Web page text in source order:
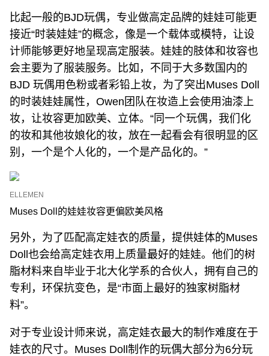
比起一般的BJD玩偶，专业做高定品牌的娃娃可能更
接近“时装娃娃”的概念，像是一个载体或模特，让设
计师能够更好地呈现高定服装。娃娃的肢体和妆容也
会主要为了服装服务。比如，不同于大多数国内的
BJD 玩偶用色粉或者彩铅上妆，为了突出Muses Doll
的时装娃娃属性，Owen团队在妆造上会使用油漆上
妆，让妆容更加欧美、立体。“同一个玩偶，我们化
的妆和其他妆娘化的妆，放在一起看会有很明显的区
别，一个是个人化的，一个是产品化的。”
ELLEMEN
Muses Doll的娃娃妆容更偏欧美风格
另外，为了匹配高定娃衣的质量，提供娃体的Muses
Doll也会给高定娃衣用上质量最好的娃娃。他们的树
脂材料来自毕业于北大化学系的合伙人，拥有自己的
专利，环保抗变色，是“市面上最好的独家树脂材
料”。
对于专业设计师来说，高定娃衣最大的制作难度在于
娃衣的尺寸。Muses Doll制作的玩偶大部分为6分玩